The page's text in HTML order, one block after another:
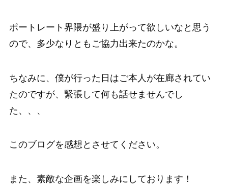
ポートレート界隈が盛り上がって欲しいなと思う
ので、多少なりともご協力出来たのかな。
ちなみに、僕が行った日はご本人が在廊されてい
たのですが、緊張して何も話せませんでし
た、、、
このブログを感想とさせてください。
また、素敵な企画を楽しみにしております！